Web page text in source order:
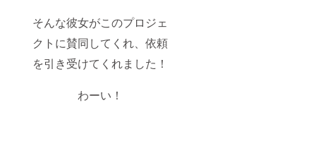
そんな彼女がこのプロジェ
クトに賛同してくれ、依頼
を引き受けてくれました！
わーい！